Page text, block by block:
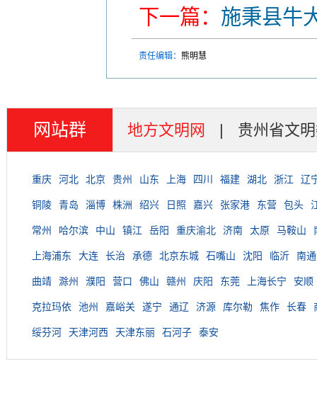
下一篇： 施秉县牛
责任编辑： 熊明慧
网站群 地方文明网 | 贵州省文
重庆 河北 北京 贵州 山东 上海 四川 福建 湖北 浙江 辽
铜陵 青岛 淄博 株洲 绍兴 日照 嘉兴 张家港 东营 包头
常州 哈尔滨 中山 镇江 岳阳 重庆渝北 济南 太原 马鞍山
上海浦东 大连 长治 承德 北京东城 石嘴山 沈阳 临沂 南通
曲靖 滁州 濮阳 营口 佛山 赣州 庆阳 东莞 上海长宁 安顺
克拉玛依 池州 嘉峪关 遂宁 通辽 济源 库尔勒 焦作 长春
绥芬河 天津河西 天津东丽 石河子 泰安